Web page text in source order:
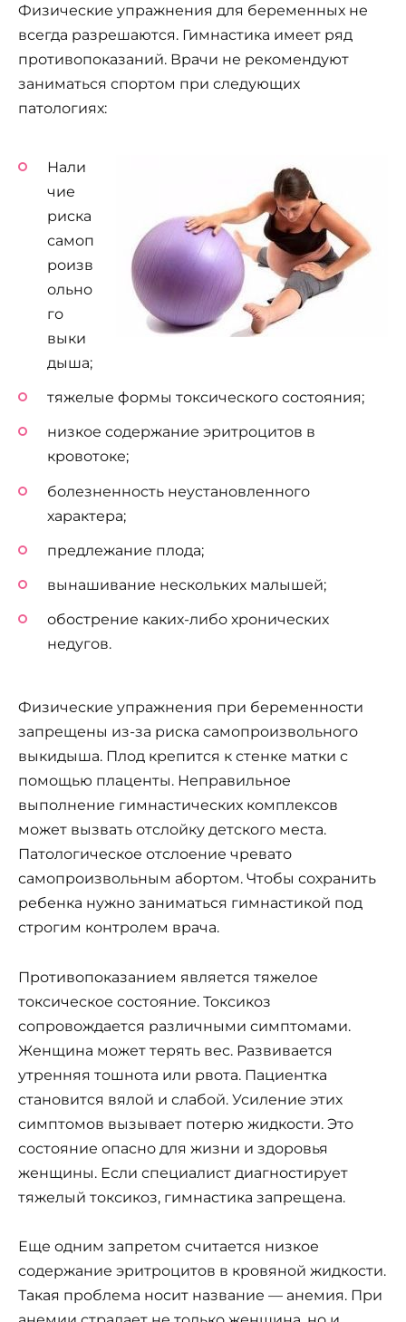
Физические упражнения для беременных не
всегда разрешаются. Гимнастика имеет ряд
противопоказаний. Врачи не рекомендуют
заниматься спортом при следующих
патологиях:
Нали
чие
риска
самоп
роизв
ольно
го
выки
дыша;
тяжелые формы токсического состояния;
низкое содержание эритроцитов в
кровотоке;
болезненность неустановленного
характера;
предлежание плода;
вынашивание нескольких малышей;
обострение каких-либо хронических
недугов.
Физические упражнения при беременности
запрещены из-за риска самопроизвольного
выкидыша. Плод крепится к стенке матки с
помощью плаценты. Неправильное
выполнение гимнастических комплексов
может вызвать отслойку детского места.
Патологическое отслоение чревато
самопроизвольным абортом. Чтобы сохранить
ребенка нужно заниматься гимнастикой под
строгим контролем врача.
Противопоказанием является тяжелое
токсическое состояние. Токсикоз
сопровождается различными симптомами.
Женщина может терять вес. Развивается
утренняя тошнота или рвота. Пациентка
становится вялой и слабой. Усиление этих
симптомов вызывает потерю жидкости. Это
состояние опасно для жизни и здоровья
женщины. Если специалист диагностирует
тяжелый токсикоз, гимнастика запрещена.
Еще одним запретом считается низкое
содержание эритроцитов в кровяной жидкости.
Такая проблема носит название — анемия. При